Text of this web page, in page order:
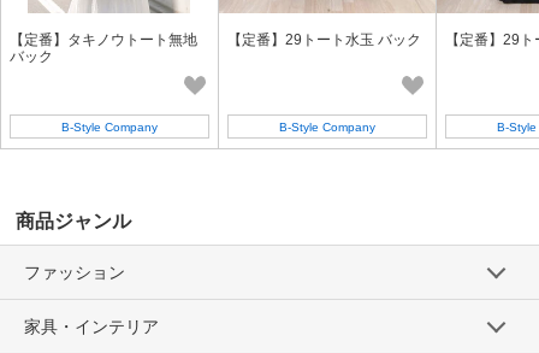
【定番】タキノウトート無地
バック
B-Style Company
【定番】29トート水玉 バック
B-Style Company
【定番】29
B-
商品ジャンル
ファッション
家具・インテリア